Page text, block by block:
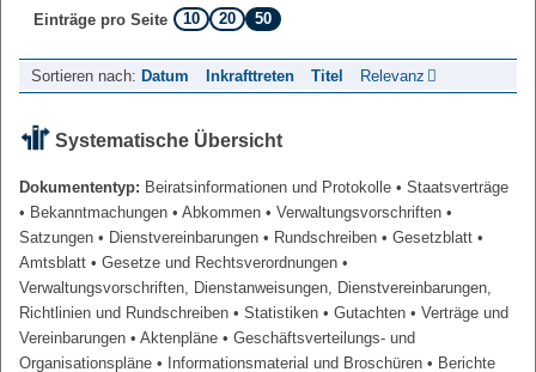
Einträge pro Seite
10 20 50
Sortieren nach: Datum Inkrafttreten Titel Relevanz
Systematische Übersicht
Dokumententyp: Beiratsinformationen und Protokolle • Staatsverträge
• Bekanntmachungen • Abkommen • Verwaltungsvorschriften •
Satzungen • Dienstvereinbarungen • Rundschreiben • Gesetzblatt •
Amtsblatt • Gesetze und Rechtsverordnungen •
Verwaltungsvorschriften, Dienstanweisungen, Dienstvereinbarungen,
Richtlinien und Rundschreiben • Statistiken • Gutachten • Verträge und
Vereinbarungen • Aktenpläne • Geschäftsverteilungs- und
Organisationspläne • Informationsmaterial und Broschüren • Berichte